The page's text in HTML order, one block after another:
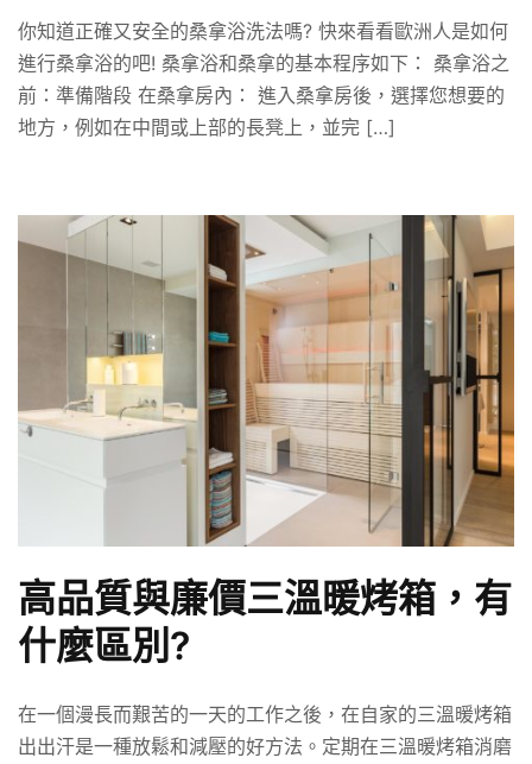
你知道正確又安全的桑拿浴洗法嗎? 快來看看歐洲人是如何
進行桑拿浴的吧! 桑拿浴和桑拿的基本程序如下： 桑拿浴之
前：準備階段 在桑拿房內： 進入桑拿房後，選擇您想要的
地方，例如在中間或上部的長凳上，並完 […]
高品質與廉價三溫暖烤箱，有
什麼區別?
在一個漫長而艱苦的一天的工作之後，在自家的三溫暖烤箱
出出汗是一種放鬆和減壓的好方法。定期在三溫暖烤箱消磨